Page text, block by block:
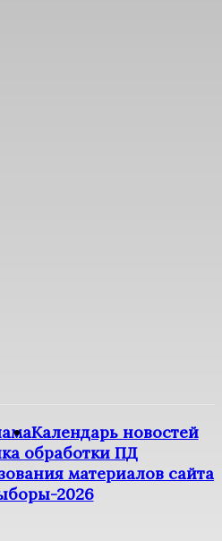
Календарь новостей
обработки ПД
материалов сайта
2026